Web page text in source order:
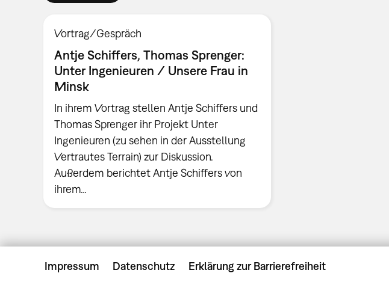
Vortrag/Gespräch
Antje Schiffers, Thomas Sprenger:
Unter Ingenieuren / Unsere Frau in
Minsk
In ihrem Vortrag stellen Antje Schiffers und
Thomas Sprenger ihr Projekt Unter
Ingenieuren (zu sehen in der Ausstellung
Vertrautes Terrain) zur Diskussion.
Außerdem berichtet Antje Schiffers von
ihrem…
Impressum Datenschutz Erklärung zur Barrierefreiheit